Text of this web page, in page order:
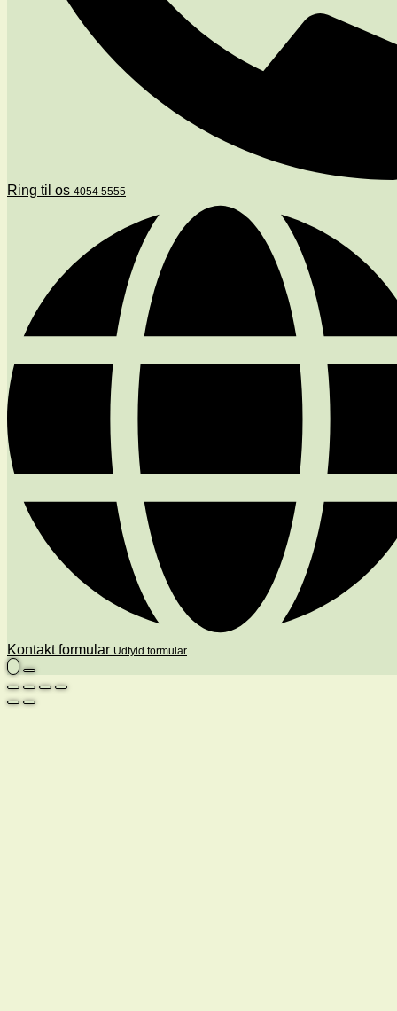
Ring til os 4054 5555
Kontakt formular Udfyld formular